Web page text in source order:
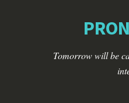
Tomorrow will be